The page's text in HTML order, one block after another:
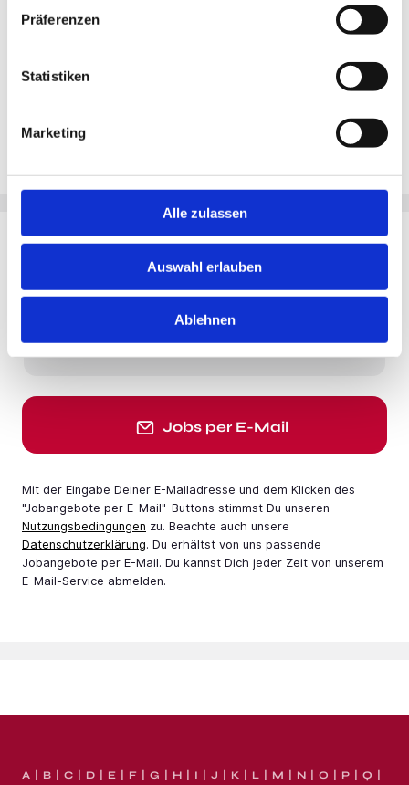
Präferenzen
Statistiken
Marketing
Alle zulassen
Auswahl erlauben
Ablehnen
Du möchtest Jobs, die zu Dir passen?
Jobangebote per E-Mail erhalten
E-Mail-Adresse
Jobs per E-Mail
Mit der Eingabe Deiner E-Mail­adresse und dem Klicken des
"Jobangebote per E-Mail"-Buttons stimmst Du unseren
Nutzungsbedingungen zu. Beachte auch unsere
Datenschutzerklärung. Du erhältst von uns passende
Jobangebote per E-Mail. Du kannst Dich jeder Zeit von unserem
E-Mail-Service abmelden.
A B C D E F G H I J K L M N O P Q